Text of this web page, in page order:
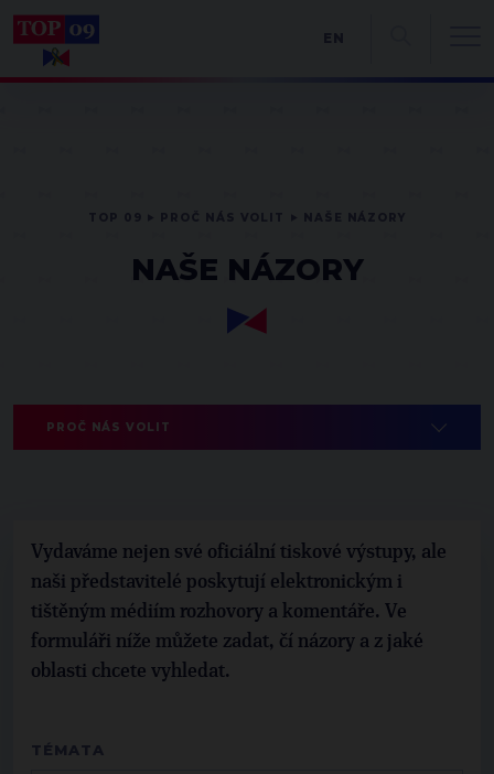
NAŠE NÁZORY
PROČ NÁS VOLIT
Vydaváme nejen své oficiální tiskové výstupy, ale
naši představitelé poskytují elektronickým i
tištěným médiím rozhovory a komentáře. Ve
formuláři níže můžete zadat, čí názory a z jaké
oblasti chcete vyhledat.
TÉMATA